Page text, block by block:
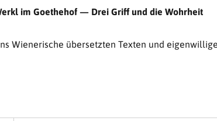
im Goethehof — Drei Griff und die Wohrheit
Wienerische übersetzten Texten und